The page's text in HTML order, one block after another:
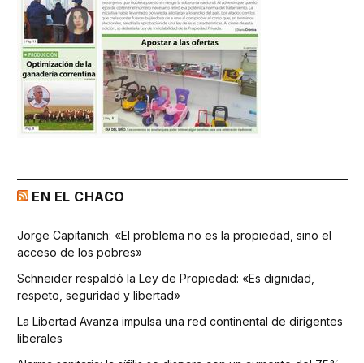
EN EL CHACO
Jorge Capitanich: «El problema no es la propiedad, sino el
acceso de los pobres»
Schneider respaldó la Ley de Propiedad: «Es dignidad,
respeto, seguridad y libertad»
La Libertad Avanza impulsa una red continental de dirigentes
liberales